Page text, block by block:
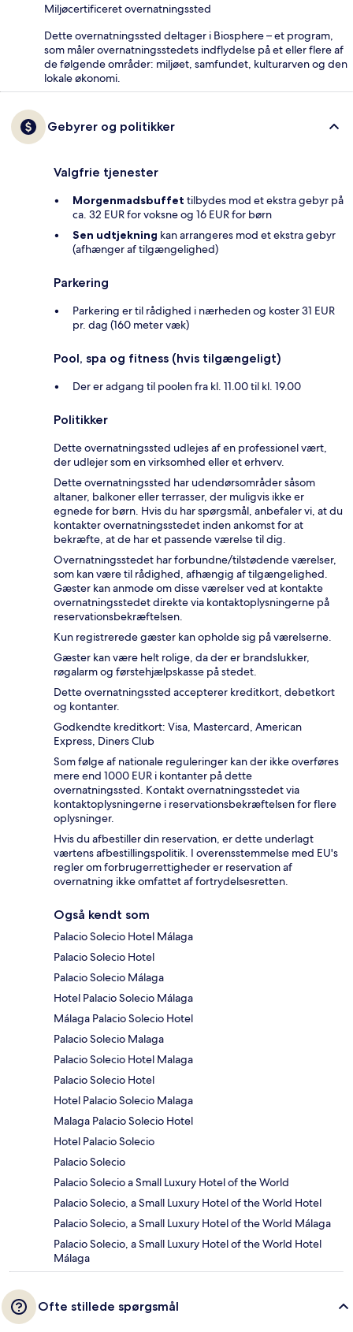
Miljøcertificeret overnatningssted
Dette overnatningssted deltager i Biosphere – et program,
som måler overnatningsstedets indflydelse på et eller flere af
de følgende områder: miljøet, samfundet, kulturarven og den
lokale økonomi.
Gebyrer og politikker
Valgfrie tjenester
Morgenmadsbuffet tilbydes mod et ekstra gebyr på
ca. 32 EUR for voksne og 16 EUR for børn
Sen udtjekning kan arrangeres mod et ekstra gebyr
(afhænger af tilgængelighed)
Parkering
Parkering er til rådighed i nærheden og koster 31 EUR
pr. dag (160 meter væk)
Pool, spa og fitness (hvis tilgængeligt)
Der er adgang til poolen fra kl. 11.00 til kl. 19.00
Politikker
Dette overnatningssted udlejes af en professionel vært,
der udlejer som en virksomhed eller et erhverv.
Dette overnatningssted har udendørsområder såsom
altaner, balkoner eller terrasser, der muligvis ikke er
egnede for børn. Hvis du har spørgsmål, anbefaler vi, at du
kontakter overnatningsstedet inden ankomst for at
bekræfte, at de har et passende værelse til dig.
Overnatningsstedet har forbundne/tilstødende værelser,
som kan være til rådighed, afhængig af tilgængelighed.
Gæster kan anmode om disse værelser ved at kontakte
overnatningsstedet direkte via kontaktoplysningerne på
reservationsbekræftelsen.
Kun registrerede gæster kan opholde sig på værelserne.
Gæster kan være helt rolige, da der er brandslukker,
røgalarm og førstehjælpskasse på stedet.
Dette overnatningssted accepterer kreditkort, debetkort
og kontanter.
Godkendte kreditkort: Visa, Mastercard, American
Express, Diners Club
Som følge af nationale reguleringer kan der ikke overføres
mere end 1000 EUR i kontanter på dette
overnatningssted. Kontakt overnatningsstedet via
kontaktoplysningerne i reservationsbekræftelsen for flere
oplysninger.
Hvis du afbestiller din reservation, er dette underlagt
værtens afbestillingspolitik. I overensstemmelse med EU's
regler om forbrugerrettigheder er reservation af
overnatning ikke omfattet af fortrydelsesretten.
Også kendt som
Palacio Solecio Hotel Málaga
Palacio Solecio Hotel
Palacio Solecio Málaga
Hotel Palacio Solecio Málaga
Málaga Palacio Solecio Hotel
Palacio Solecio Malaga
Palacio Solecio Hotel Malaga
Palacio Solecio Hotel
Hotel Palacio Solecio Malaga
Malaga Palacio Solecio Hotel
Hotel Palacio Solecio
Palacio Solecio
Palacio Solecio a Small Luxury Hotel of the World
Palacio Solecio, a Small Luxury Hotel of the World Hotel
Palacio Solecio, a Small Luxury Hotel of the World Málaga
Palacio Solecio, a Small Luxury Hotel of the World Hotel
Málaga
Ofte stillede spørgsmål